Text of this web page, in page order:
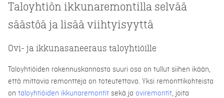
Taloyhtiön ikkunaremontilla selvää
säästöä ja lisää viihtyisyyttä
Ovi- ja ikkunasaneeraus taloyhtiöille
Taloyhtiöiden rakennuskannasta suuri osa on tullut siihen ikään,
että mittavia remontteja on toteutettava. Yksi remonttikohteista
on taloyhtiöiden ikkunaremontit sekä ja oviremontit, joita